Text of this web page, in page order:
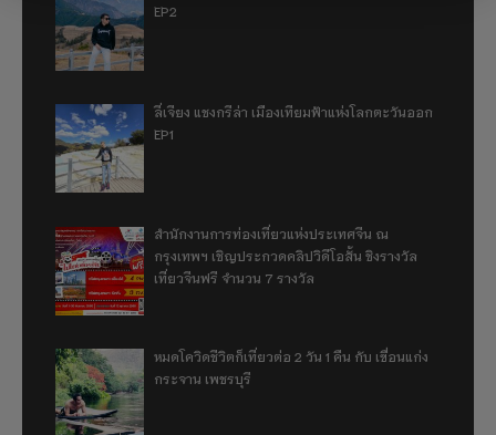
EP2
ลี่เจียง แชงกรีล่า เมืองเทียมฟ้าแห่งโลกตะวันออก
EP1
สำนักงานการท่องเที่ยวแห่งประเทศจีน ณ
กรุงเทพฯ เชิญประกวดคลิปวิดีโอสั้น ชิงรางวัล
เที่ยวจีนฟรี จำนวน 7 รางวัล
หมดโควิดชีวิตก็เที่ยวต่อ 2 วัน 1 คืน กับ เขื่อนแก่ง
กระจาน เพชรบุรี